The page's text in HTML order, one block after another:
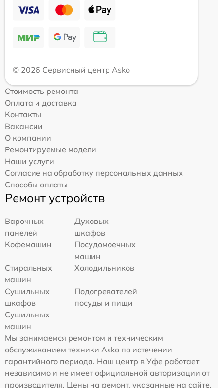
© 2026 Сервисный центр Asko
Стоимость ремонта
Оплата и доставка
Контакты
Вакансии
О компании
Ремонтируемые модели
Наши услуги
Согласие на обработку персональных данных
Способы оплаты
Ремонт устройств
Варочных
панелей
Духовых
шкафов
Кофемашин
Посудомоечных
машин
Стиральных
машин
Холодильников
Сушильных
шкафов
Подогревателей
посуды и пищи
Сушильных
машин
Мы занимаемся ремонтом и техническим
обслуживанием техники Asko по истечении
гарантийного периода. Наш центр в Уфе работает
независимо и не имеет официальной авторизации от
производителя. Цены на ремонт, указанные на сайте,